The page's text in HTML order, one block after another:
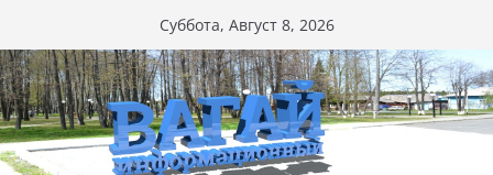
к
содержимому
Суббота, Август 8, 2026